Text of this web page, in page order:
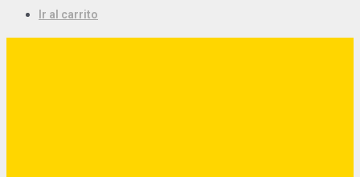
Ir al carrito